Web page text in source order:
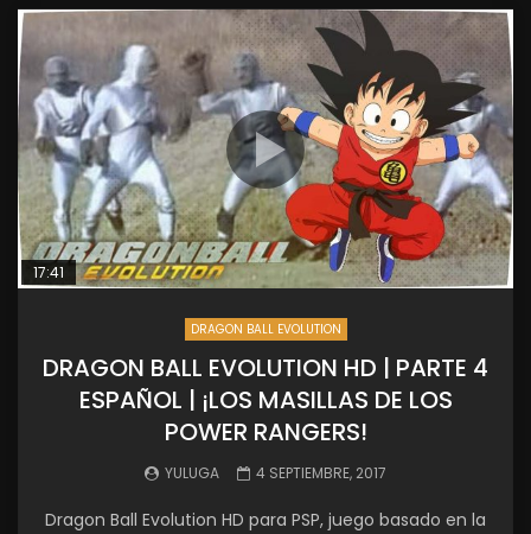
17:41
DRAGON BALL EVOLUTION
DRAGON BALL EVOLUTION HD | PARTE 4
ESPAÑOL | ¡LOS MASILLAS DE LOS
POWER RANGERS!
YULUGA 4 SEPTIEMBRE, 2017
Dragon Ball Evolution HD para PSP, juego basado en la